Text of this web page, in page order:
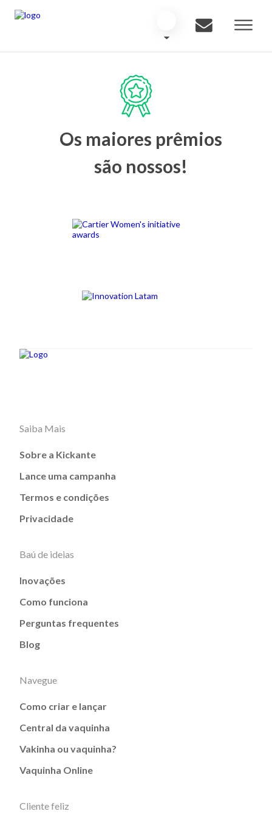
Os maiores prêmios
são nossos!
Saiba Mais
Sobre a Kickante
Lance uma campanha
Termos e condições
Privacidade
Baú de ideias
Inovações
Como funciona
Perguntas frequentes
Blog
Navegue
Como criar e lançar
Central da vaquinha
Vakinha ou vaquinha?
Vaquinha Online
Cliente feliz